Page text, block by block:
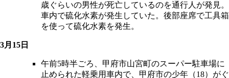
歳ぐらいの男性が死亡しているのを通行人が発見。
車内で硫化水素が発生していた。後部座席で工具箱
を使って硫化水素を発生。
3月15日
午前5時半ごろ、甲府市山宮町のスーパー駐車場に
止められた軽乗用車内で、甲府市の少年（18）がぐ